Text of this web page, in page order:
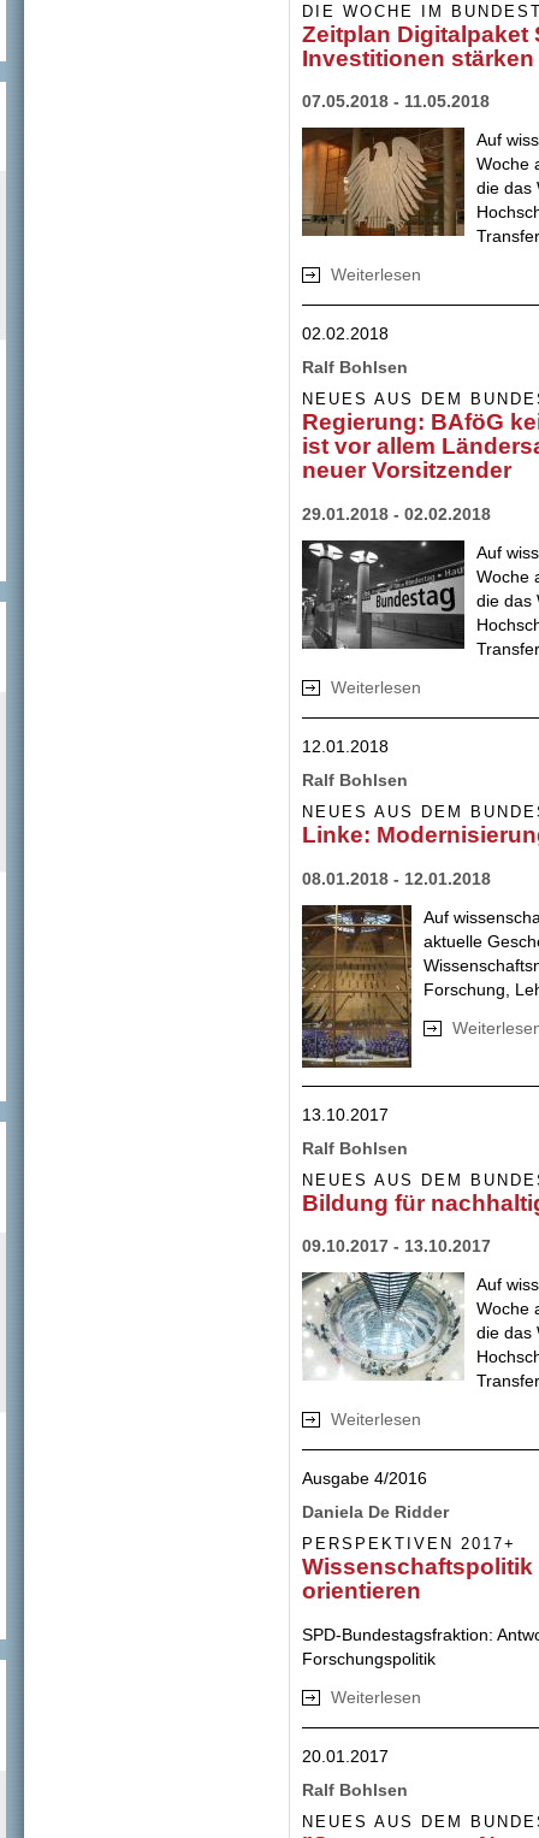
DIE WOCHE IM
Zeitplan Digitalpaket
Investitionen stärken
07.05.2018 - 11.05.2018
Auf
Woche
die das
Weiterlesen
02.02.2018
Ralf Bohlsen
NEUES AUS DEM
Regierung: BAföG
ist vor allem
neuer Vorsitzender
29.01.2018 - 02.02.2018
Auf
Woche
die das
Weiterlesen
12.01.2018
Ralf Bohlsen
NEUES AUS DEM
Linke:
08.01.2018 - 12.01.2018
Auf
aktuelle
Forschung,
13.10.2017
Ralf Bohlsen
NEUES AUS DEM
Bildung für
09.10.2017 - 13.10.2017
Auf
Woche
die das
Weiterlesen
Ausgabe 4/2016
Daniela De Ridder
PERSPEKTIVEN 2017+
Wissenschaftspolitik
orientieren
SPD-Bundestagsfraktion:
Forschungspolitik
Weiterlesen
20.01.2017
Ralf Bohlsen
NEUES AUS DEM